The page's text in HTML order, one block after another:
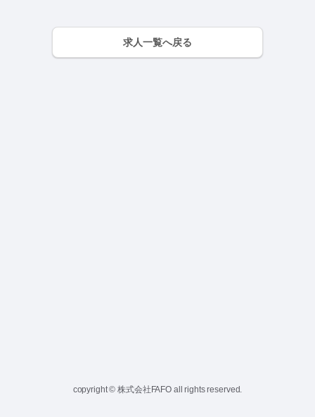
求人一覧へ戻る
copyright © 株式会社FAFO all rights reserved.